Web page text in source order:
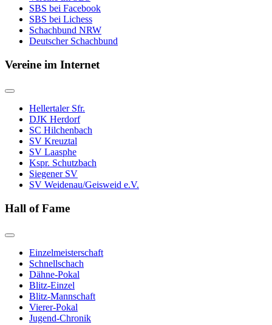
SBS bei Facebook
SBS bei Lichess
Schachbund NRW
Deutscher Schachbund
Vereine im Internet
Hellertaler Sfr.
DJK Herdorf
SC Hilchenbach
SV Kreuztal
SV Laasphe
Kspr. Schutzbach
Siegener SV
SV Weidenau/Geisweid e.V.
Hall of Fame
Einzelmeisterschaft
Schnellschach
Dähne-Pokal
Blitz-Einzel
Blitz-Mannschaft
Vierer-Pokal
Jugend-Chronik